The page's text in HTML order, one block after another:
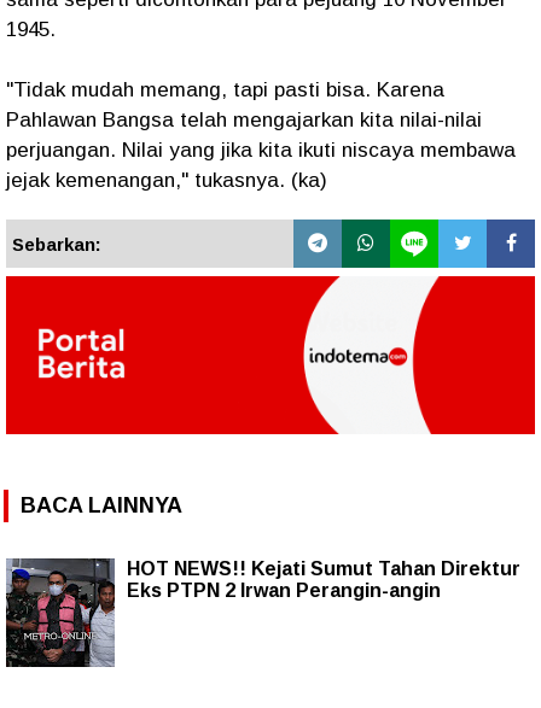
1945.
"Tidak mudah memang, tapi pasti bisa. Karena
Pahlawan Bangsa telah mengajarkan kita nilai-nilai
perjuangan. Nilai yang jika kita ikuti niscaya membawa
jejak kemenangan," tukasnya. (ka)
Sebarkan:
BACA LAINNYA
HOT NEWS!! Kejati Sumut Tahan Direktur
Eks PTPN 2 Irwan Perangin-angin